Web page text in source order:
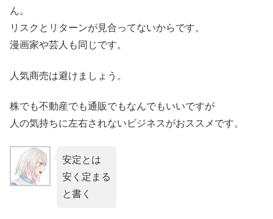
ん。
リスクとリターンが見合ってないからです。
漫画家や芸人も同じです。
人気商売は避けましょう。
株でも不動産でも通販でもなんでもいいですが
人の気持ちに左右されないビジネスがおススメです。
安定とは
安く定まる
と書く